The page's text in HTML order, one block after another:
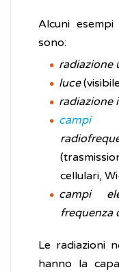
Alcuni
sono:
radiazione
luce
radiazione
campi
cellulari,
campi
frequenza
Le radiazioni
hanno la